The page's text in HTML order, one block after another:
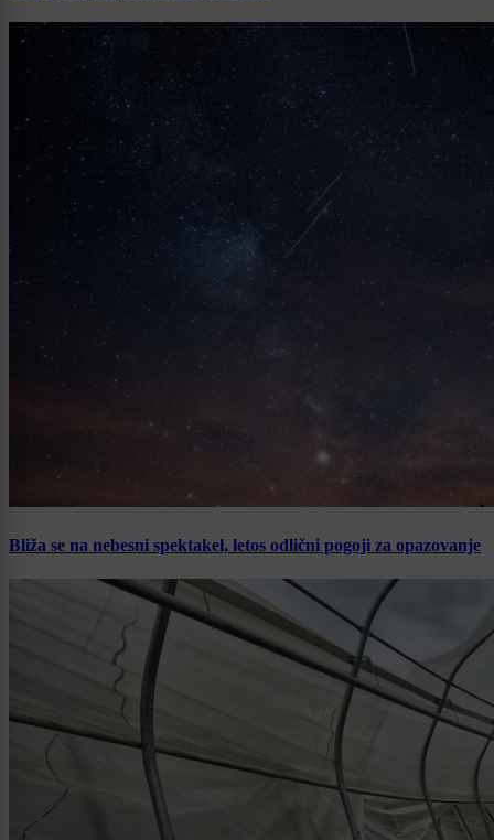
Bliža se na nebesni spektakel, letos odlični pogoji za opazovanje